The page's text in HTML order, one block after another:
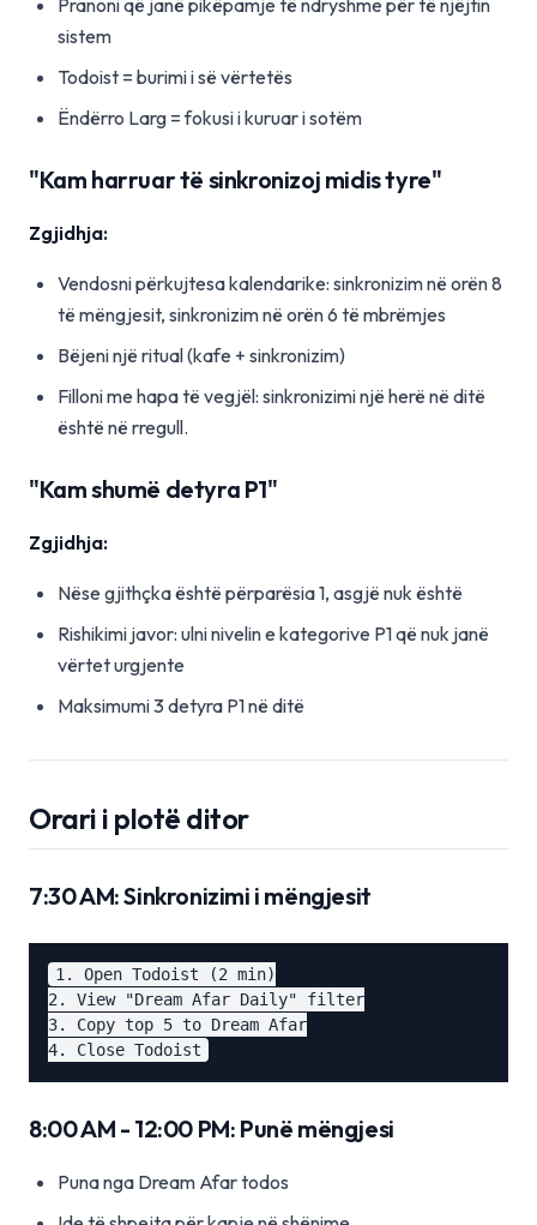
Pranoni që janë pikëpamje të ndryshme për të njëjtin
sistem
Todoist = burimi i së vërtetës
Ëndërro Larg = fokusi i kuruar i sotëm
"Kam harruar të sinkronizoj midis tyre"
Zgjidhja:
Vendosni përkujtesa kalendarike: sinkronizim në orën 8
të mëngjesit, sinkronizim në orën 6 të mbrëmjes
Bëjeni një ritual (kafe + sinkronizim)
Filloni me hapa të vegjël: sinkronizimi një herë në ditë
është në rregull.
"Kam shumë detyra P1"
Zgjidhja:
Nëse gjithçka është përparësia 1, asgjë nuk është
Rishikimi javor: ulni nivelin e kategorive P1 që nuk janë
vërtet urgjente
Maksimumi 3 detyra P1 në ditë
Orari i plotë ditor
7:30 AM: Sinkronizimi i mëngjesit
1. Open Todoist (2 min)
2. View "Dream Afar Daily" filter
3. Copy top 5 to Dream Afar
8:00 AM - 12:00 PM: Punë mëngjesi
Puna nga Dream Afar todos